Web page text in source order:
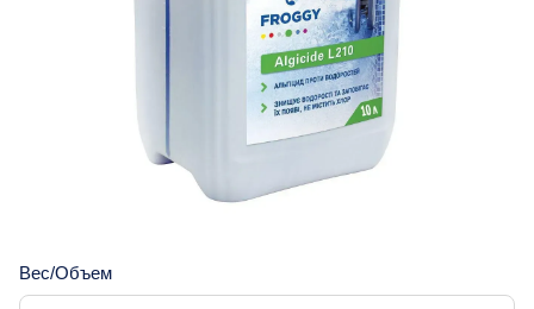
Вес/Объем